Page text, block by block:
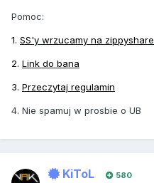
Pomoc:
1. SS'y wrzucamy na zippyshare
2. Link do bana
3. Przeczytaj regulamin
4. Nie spamuj w prosbie o UB
KiToL 580